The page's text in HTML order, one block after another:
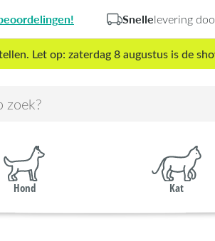
Snellelevering
Let op: zaterdag 8 augustus is de
Hond Kat